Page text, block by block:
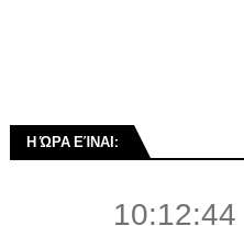
Η ΏΡΑ ΕΊΝΑΙ:
10:12:46